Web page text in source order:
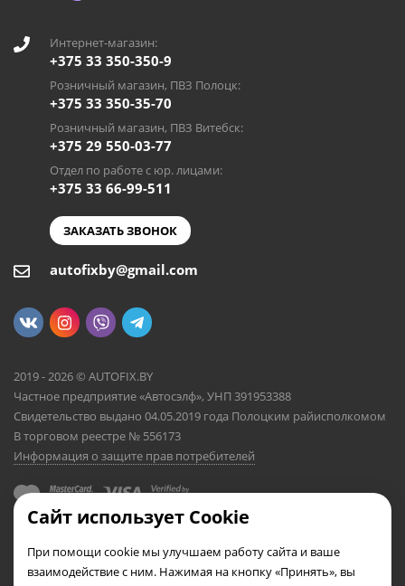
Интернет-магазин:
+375 33 350-350-9
Розничный магазин, ПВЗ Полоцк:
+375 33 350-35-70
Розничный магазин, ПВЗ Витебск:
+375 29 550-03-77
Отдел по работе с юр. лицами:
+375 33 66-99-511
ЗАКАЗАТЬ ЗВОНОК
autofixby@gmail.com
2019 - 2026 © AUTOFIX.BY
Частное предприятие «Автосэлф», УНП 391953388
Свидетельство выдано 04.05.2019 года Полоцким райисполкомом
В торговом реестре № 556173
Информация о защите прав потребителей
Сайт использует Cookie
При помощи cookie мы улучшаем работу сайта и ваше
взаимодействие с ним. Нажимая на кнопку «Принять», вы